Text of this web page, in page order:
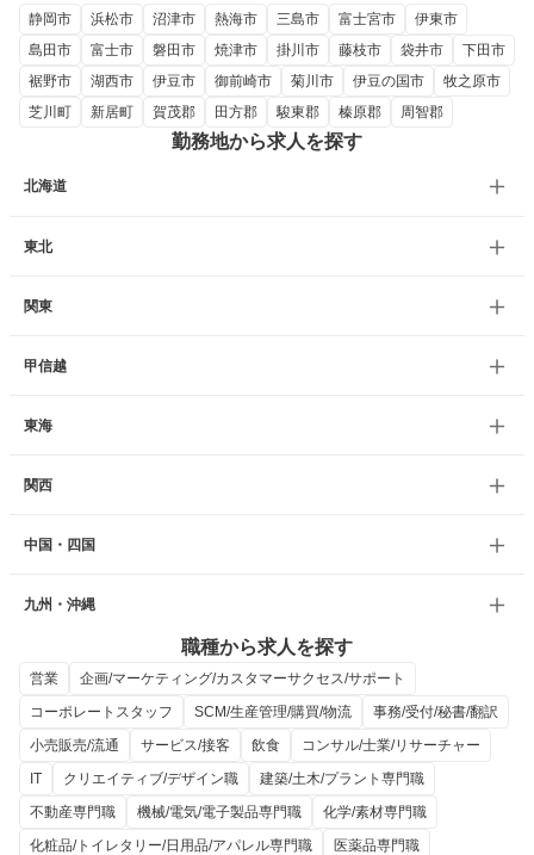
静岡市 浜松市 沼津市 熱海市 三島市 富士宮市
伊東市
島田市
富士市 磐田市 焼津市 掛川市 藤枝市 袋井市
下田市
裾野市
湖西市 伊豆市 御前崎市 菊川市 伊豆の国市
牧之原市
芝川町
新居町 賀茂郡 田方郡 駿東郡 榛原郡 周智郡
勤務地から求人を探す
北海道
東北
関東
甲信越
東海
関西
中国・四国
九州・沖縄
職種から求人を探す
営業
企画/マーケティング/カスタマーサクセス/サポート
コーポレートスタッフ
SCM/生産管理/購買/物流
事務/受付/秘書/翻訳
小売販売/流通
サービス/接客 飲食
コンサル/士業/リサーチャー
IT
クリエイティブ/デザイン職
建築/土木/プラント専門職
不動産専門職
機械/電気/電子製品専門職
化学/素材専門職
化粧品/トイレタリー/日用品/アパレル専門職
医薬品専門職